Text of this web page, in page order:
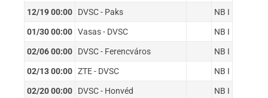
12/19 00:00 DVSC - Paks NB I
01/30 00:00 Vasas - DVSC NB I
02/06 00:00 DVSC - Ferencváros NB I
02/13 00:00 ZTE - DVSC NB I
02/20 00:00 DVSC - Honvéd NB I